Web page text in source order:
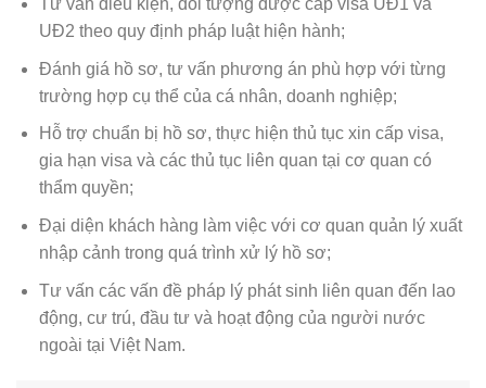
Tư vấn điều kiện, đối tượng được cấp visa UĐ1 và
UĐ2 theo quy định pháp luật hiện hành;
Đánh giá hồ sơ, tư vấn phương án phù hợp với từng
trường hợp cụ thể của cá nhân, doanh nghiệp;
Hỗ trợ chuẩn bị hồ sơ, thực hiện thủ tục xin cấp visa,
gia hạn visa và các thủ tục liên quan tại cơ quan có
thẩm quyền;
Đại diện khách hàng làm việc với cơ quan quản lý xuất
nhập cảnh trong quá trình xử lý hồ sơ;
Tư vấn các vấn đề pháp lý phát sinh liên quan đến lao
động, cư trú, đầu tư và hoạt động của người nước
ngoài tại Việt Nam.